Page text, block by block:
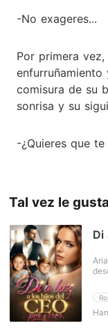
-No exageres...
Por primera
comisura de su
sonrisa y su
-¿Quieres que
Tal vez le
Di